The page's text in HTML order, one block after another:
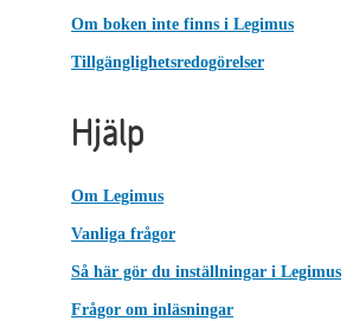
Om boken inte finns i Legimus
Tillgänglighetsredogörelser
Hjälp
Om Legimus
Vanliga frågor
Så här gör du inställningar i Legimus
Frågor om inläsningar